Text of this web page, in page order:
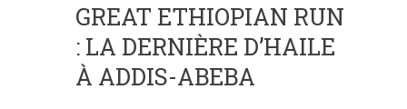
GREAT ETHIOPIAN RUN
: LA DERNIÈRE D’HAILE
À ADDIS-ABEBA